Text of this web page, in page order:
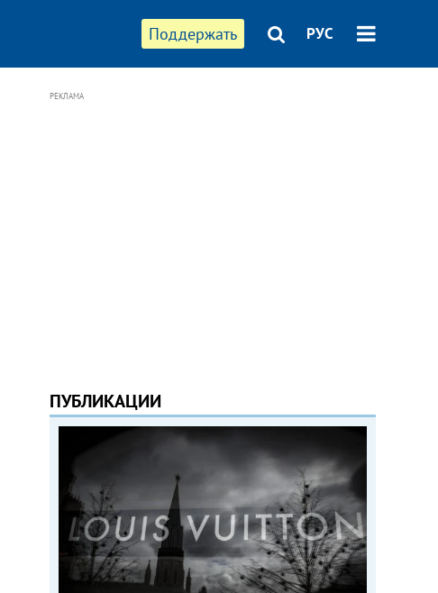
Поддержать РУС
РЕКЛАМА
ПУБЛИКАЦИИ